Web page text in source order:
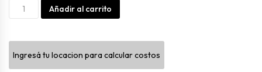
Vaso
Cafe
De
Añadir al carrito
Ingresá tu locacion para calcular costos